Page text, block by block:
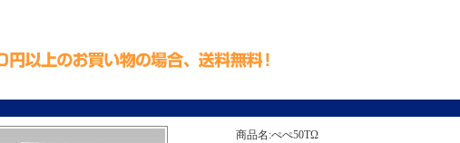
商品名:ぺぺ50TΩ